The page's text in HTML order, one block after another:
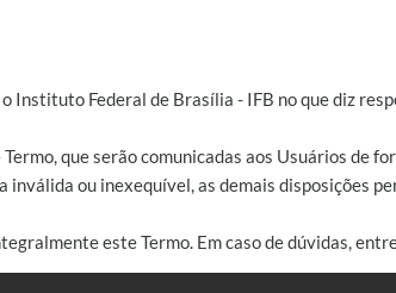
Instituto Federal de Brasília - IFB no que diz
que serão comunicadas aos Usuários de
inválida ou inexequível, as demais disposições
este Termo. Em caso de dúvidas,